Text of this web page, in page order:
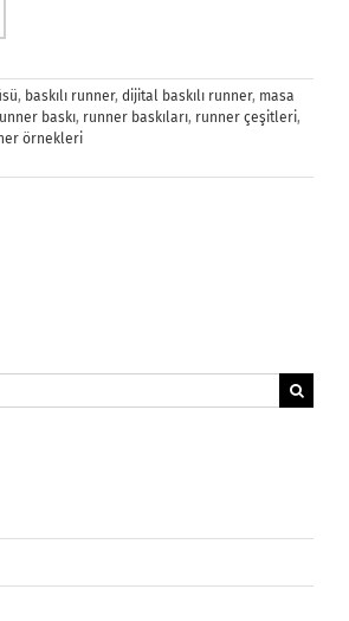
, baskılı runner, dijital baskılı runner, masa
baskı, runner baskıları, runner çeşitleri,
örnekleri